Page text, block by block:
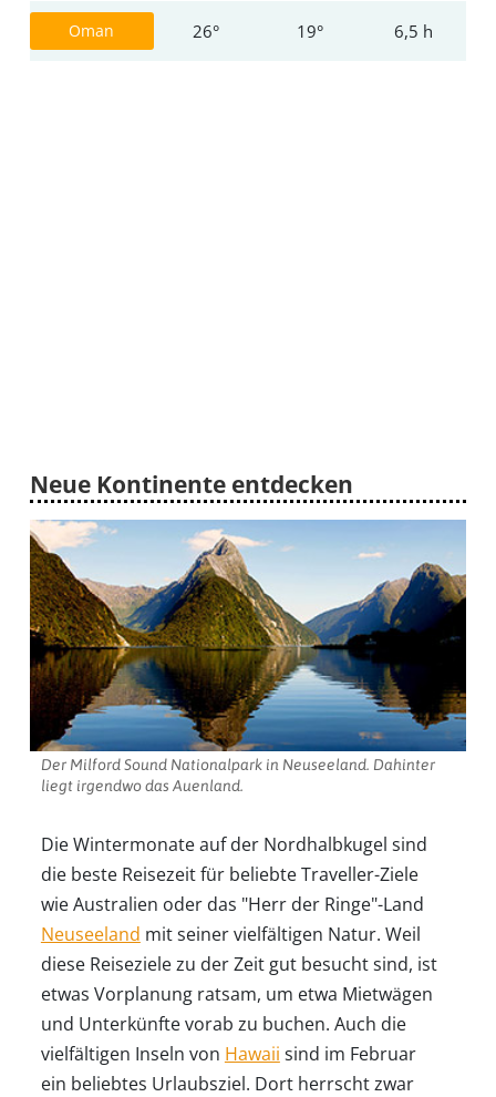
Oman 26° 19° 6,5 h
Neue Kontinente entdecken
Der Milford Sound Nationalpark in Neuseeland. Dahinter
liegt irgendwo das Auenland.
Die Wintermonate auf der Nordhalbkugel sind
die beste Reisezeit für beliebte Traveller-Ziele
wie Australien oder das "Herr der Ringe"-Land
Neuseeland mit seiner vielfältigen Natur. Weil
diese Reiseziele zu der Zeit gut besucht sind, ist
etwas Vorplanung ratsam, um etwa Mietwägen
und Unterkünfte vorab zu buchen. Auch die
vielfältigen Inseln von Hawaii sind im Februar
ein beliebtes Urlaubsziel. Dort herrscht zwar